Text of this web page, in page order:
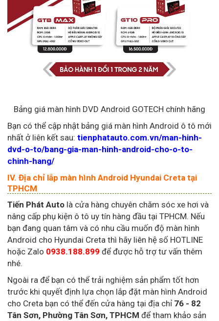
Bảng giá màn hình DVD Android GOTECH chính hãng
Bạn có thể cập nhật bảng giá màn hình Android ô tô mới
nhất ở liên kết sau: tienphatauto.com.vn/man-hinh-
dvd-o-to/bang-gia-man-hinh-android-cho-o-to-
chinh-hang/
IV. Địa chỉ lắp màn hình Android Hyundai Creta tại
TPHCM
Tiến Phát Auto là cửa hàng chuyên chăm sóc xe hơi và
nâng cấp phụ kiện ô tô uy tín hàng đầu tại TPHCM. Nếu
bạn đang quan tâm và có nhu cầu muốn độ màn hình
Android cho Hyundai Creta thì hãy liên hệ số HOTLINE
hoặc Zalo 0938.188.899 để được hỗ trợ tư vấn thêm
nhé.
Ngoài ra để bạn có thể trải nghiệm sản phẩm tốt hơn
trước khi quyết định lựa chọn lắp đặt màn hình Android
cho Creta bạn có thể đến cửa hàng tại địa chỉ 76 - 82
Tân Sơn, Phường Tân Sơn, TPHCM để tham khảo sản